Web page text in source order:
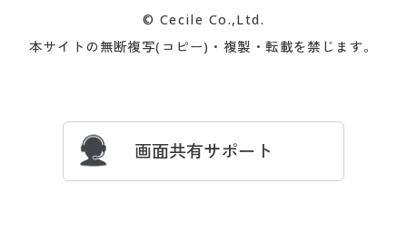
プレゼント＆キャンペーン サイトマップ
ついて
忘れの場合
© Cecile Co.,Ltd.
本サイトの無断複写(コピー)・複製・転載を禁じます。
画面共有サポート